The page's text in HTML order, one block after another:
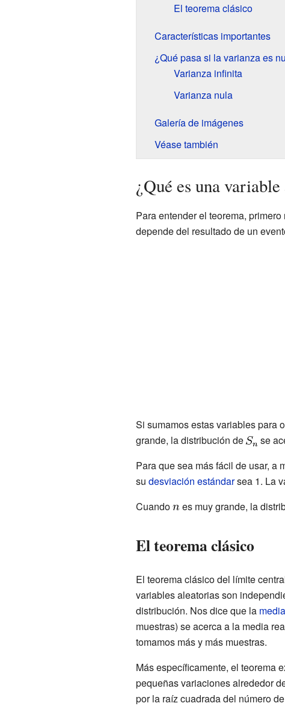
El teorema clásico
Características importantes
¿Qué pasa si la varianza es
Varianza infinita
Varianza nula
Galería de imágenes
Véase también
¿Qué es una
Para entender el teorema,
depende del resultado de un
Si sumamos estas variables para
grande, la distribución de
se
Para que sea más fácil de usar, a
su desviación estándarsea 1. La
Cuando
es muy grande, la
El teorema clásico
El teorema clásico del límite
variables aleatorias son
distribución. Nos dice que la
muestras) se acerca a la media
tomamos más y más muestras.
Más específicamente, el teorema
pequeñas variaciones alrededor
por la raíz cuadrada del número